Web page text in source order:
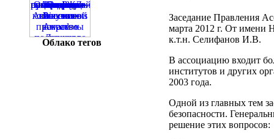
Облако тегов
Заседание Правления
марта 2012 г. От имени
к.т.н. Селифанов И.В.
В ассоциацию входит
институтов и других
2003 года.
Одной из главных тем
безопасности.
решение этих вопросов: